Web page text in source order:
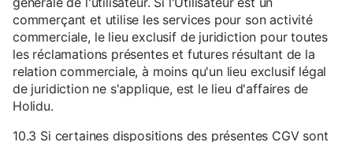
commerçant et utilise les services pour son activité
commerciale, le lieu exclusif de juridiction pour toutes
les réclamations présentes et futures résultant de la
relation commerciale, à moins qu'un lieu exclusif légal
de juridiction ne s'applique, est le lieu d'affaires de
Holidu.
10.3 Si certaines dispositions des présentes CGV sont